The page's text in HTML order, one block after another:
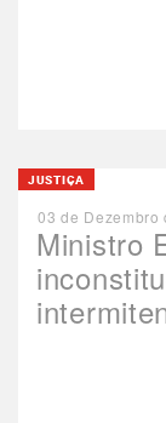
Ministro
JUSTIÇA
03 de Dezembro